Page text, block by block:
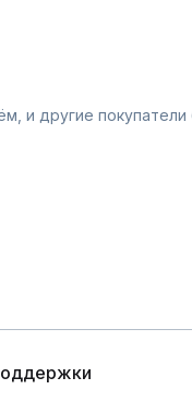
и другие покупатели